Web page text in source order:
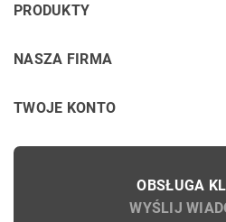
PRODUKTY
NASZA FIRMA
TWOJE KONTO
OBSŁUGA
WYŚLIJ